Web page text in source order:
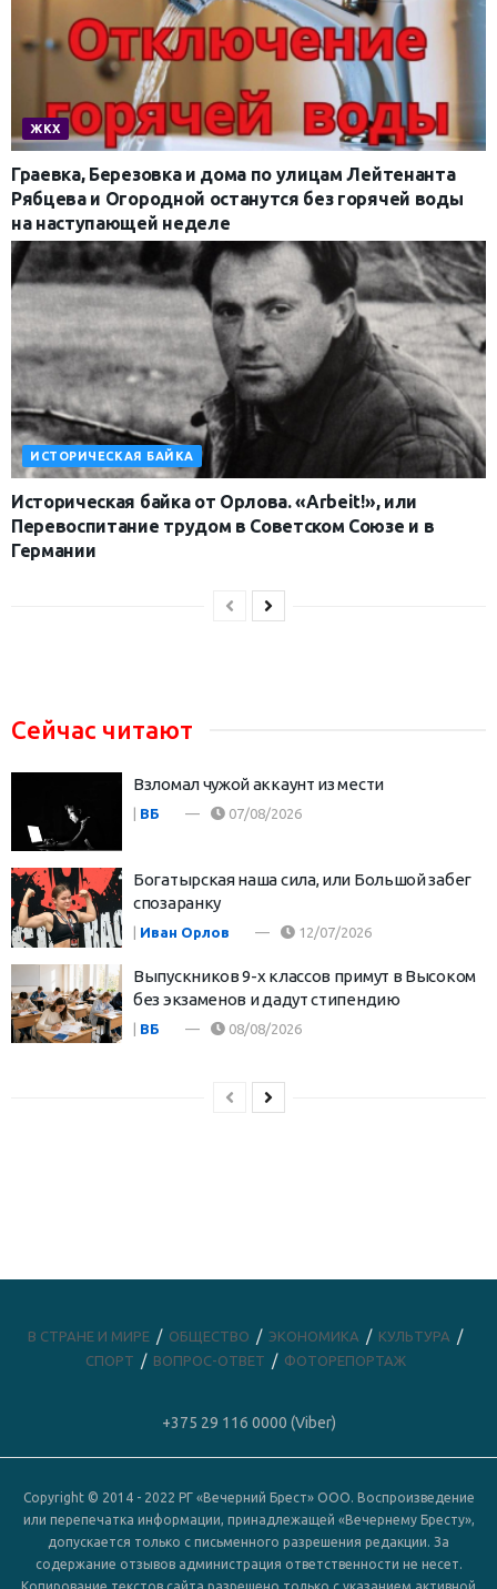
ЖКХ
Граевка, Березовка и дома по улицам Лейтенанта
Рябцева и Огородной останутся без горячей воды
на наступающей неделе
ИСТОРИЧЕСКАЯ БАЙКА
Историческая байка от Орлова. «Arbeit!», или
Перевоспитание трудом в Советском Союзе и в
Германии
Сейчас читают
Взломал чужой аккаунт из мести
| ВБ 07/08/2026
Богатырская наша сила, или Большой забег
спозаранку
Иван Орлов 12/07/2026
Выпускников 9-х классов примут в Высоком
без экзаменов и дадут стипендию
| ВБ 08/08/2026
В СТРАНЕ И МИРЕ ОБЩЕСТВО ЭКОНОМИКА
КУЛЬТУРА
СПОРТ
ВОПРОС-ОТВЕТ ФОТОРЕПОРТАЖ
+375 29 116 0000 (Viber)
Copyright © 2014 - 2022 РГ «Вечерний Брест» ООО. Воспроизведение
или перепечатка информации, принадлежащей «Вечернему Бресту»,
допускается только с письменного разрешения редакции. За
содержание отзывов администрация ответственности не несет.